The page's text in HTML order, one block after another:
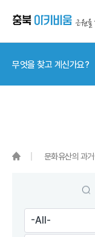
문화유산의 과